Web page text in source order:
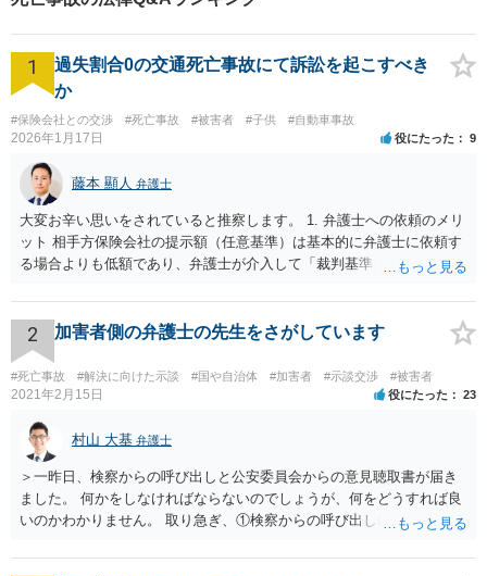
1
過失割合0の交通死亡事故にて訴訟を起こすべき
か
#保険会社との交渉 #死亡事故 #被害者 #子供 #自動車事故
2026年1月17日 役にたった 9
藤本 顯人 弁護士
大変お辛い思いをされていると推察します。 1. 弁護士への依頼のメリ
ット 相手方保険会社の提示額（任意基準）は基本的に弁護士に依頼す
る場合よりも低額であり、弁護士が介入して「裁判基準（弁護士基
いです。 2. 訴訟と示談交渉のメリット・デメリット 判決（訴訟）: 勝
訴判決まで至れば、本来の賠償額に加え「遅延損害金（事故時から発
生）」と「弁護士費用相当額（認容額の約1割）」が加算されます。
訴訟上の和解: 訴訟を起こしても、判決前に裁判所での「和解」で終わ
るケースが多いです。 この場合、遅延損害金や弁護士費用はカットさ
あります。 3. 逸失利益（将来の収入）の計算 未就学女児の場合、賃
金センサスの「男女全年齢平均賃金」などを用いて計算することが多
いです。 一般的に「大卒（22歳就労）」前提で計算した方が、「高卒
（18歳就労）」よりも総額が高くなる傾向にあります。 なお、それが
認められるかはご両親の学歴や教育方針や実際の教育状況がどうだっ
2 加害者側の弁護士の先生をさがしています
#死亡事故 #解決に向けた示談 #国や自治体 #加害者 #示談交渉 #被害者
2021年2月15日 役にたった 23
村山 大基 弁護士
＞一昨日、検察からの呼び出しと公安委員会からの意見聴取書が届き
ました。 何かをしなければならないのでしょうが、何をどうすれば良
いのかわかりません。 取り急ぎ、①検察からの呼び出しにはきちんと
いいと思います。 ＞示談と刑事の両方を相談できる弁護士の先生をさ